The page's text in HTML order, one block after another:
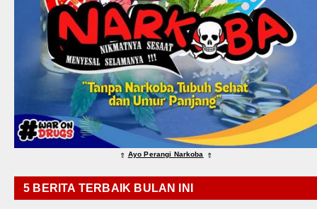
⇑ Ayo Perangi Narkoba ⇑
5 BERITA TERBAIK BULAN INI